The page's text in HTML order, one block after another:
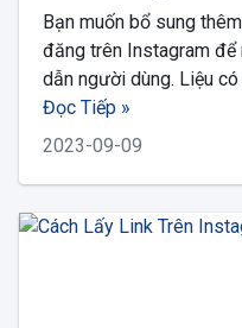
Bạn muốn bổ sung
đăng trên Instagram để
dẫn người dùng. Liệu
Đọc Tiếp »
2023-09-09